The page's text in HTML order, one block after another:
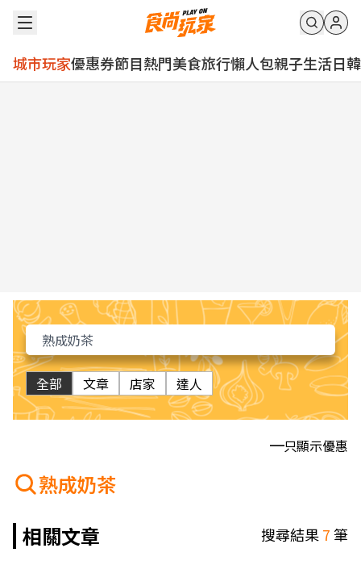
城市玩家優惠券節目熱門美食旅行懶人包親子生活日韓
全部 文章 店家 達人
只顯示優惠
熟成奶茶
相關文章
搜尋結果7筆